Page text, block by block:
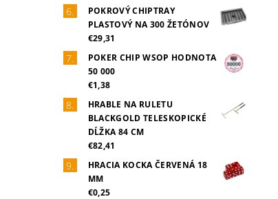
POKROVÝ CHIPTRAY
PLASTOVÝ NA 300 ŽETÓNOV
€29,31
POKER CHIP WSOP HODNOTA
50 000
€1,38
HRABLE NA RULETU
BLACKGOLD TELESKOPICKÉ
DĹŽKA 84 CM
€82,41
HRACIA KOCKA ČERVENÁ 18
MM
€0,25